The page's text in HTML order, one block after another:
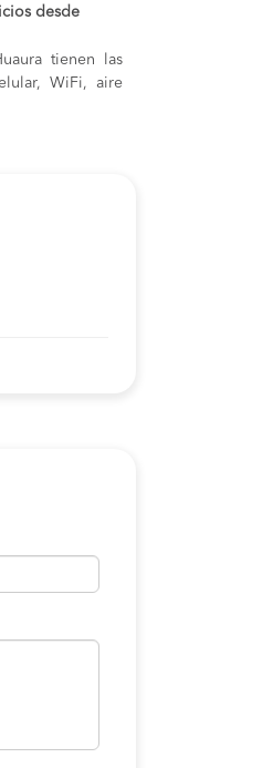
desde
tienen las
WiFi, aire